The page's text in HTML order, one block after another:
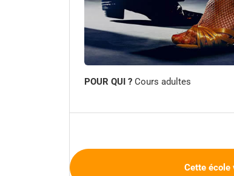
POUR QUI ? Cours adultes
Cette école